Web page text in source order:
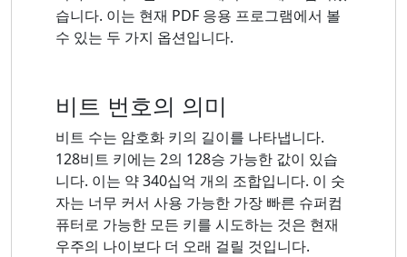
습니다. 이는 현재 PDF 응용 프로그램에서 볼
수 있는 두 가지 옵션입니다.
비트 번호의 의미
비트 수는 암호화 키의 길이를 나타냅니다.
128비트 키에는 2의 128승 가능한 값이 있습
니다. 이는 약 340십억 개의 조합입니다. 이 숫
자는 너무 커서 사용 가능한 가장 빠른 슈퍼컴
퓨터로 가능한 모든 키를 시도하는 것은 현재
우주의 나이보다 더 오래 걸릴 것입니다.